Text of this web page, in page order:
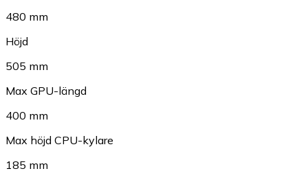
480 mm
Höjd
505 mm
Max GPU-längd
400 mm
Max höjd CPU-kylare
185 mm